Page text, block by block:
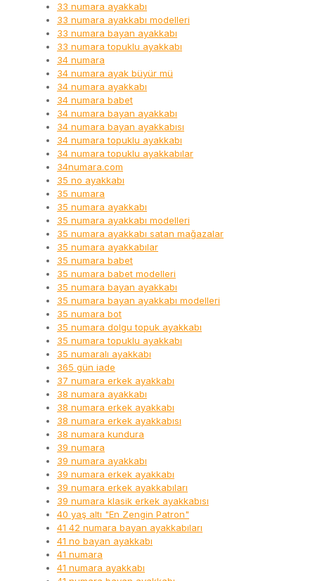
33 numara ayakkabı
33 numara ayakkabı modelleri
33 numara bayan ayakkabı
33 numara topuklu ayakkabı
34 numara
34 numara ayak büyür mü
34 numara ayakkabı
34 numara babet
34 numara bayan ayakkabı
34 numara bayan ayakkabısı
34 numara topuklu ayakkabı
34 numara topuklu ayakkabılar
34numara.com
35 no ayakkabı
35 numara
35 numara ayakkabı
35 numara ayakkabı modelleri
35 numara ayakkabı satan mağazalar
35 numara ayakkabılar
35 numara babet
35 numara babet modelleri
35 numara bayan ayakkabı
35 numara bayan ayakkabı modelleri
35 numara bot
35 numara dolgu topuk ayakkabı
35 numara topuklu ayakkabı
35 numaralı ayakkabı
365 gün iade
37 numara erkek ayakkabı
38 numara ayakkabı
38 numara erkek ayakkabı
38 numara erkek ayakkabısı
38 numara kundura
39 numara
39 numara ayakkabı
39 numara erkek ayakkabı
39 numara erkek ayakkabıları
39 numara klasik erkek ayakkabısı
40 yaş altı "En Zengin Patron"
41 42 numara bayan ayakkabıları
41 no bayan ayakkabı
41 numara
41 numara ayakkabı